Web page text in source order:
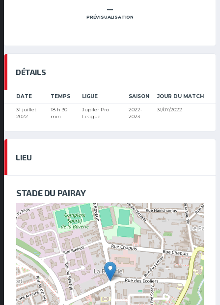
–
PRÉVISUALISATION
DÉTAILS
DATE TEMPS LIGUE SAISON JOUR DU MATCH
31 juillet
2022
18 h 30
min
Jupiler Pro
League
2022-
2023
31/07/2022
LIEU
STADE DU PAIRAY